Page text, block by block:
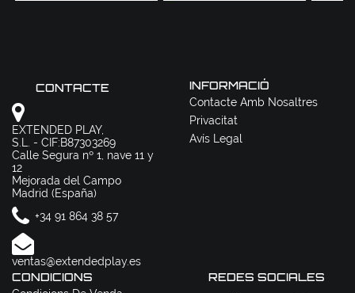
CONTACTE
EXTENDED PLAY,
S.L. - CIF:B87303269
Calle Segura nº 1, nave 11 y
12
Mejorada del Campo
Madrid (España)
+34 91 864 38 57
ventas@extendedplay.es
INFORMACIÓ
Contacte Amb Nosaltres
Privacitat
Avís Legal
CONDICIONS REDES SOCIALES